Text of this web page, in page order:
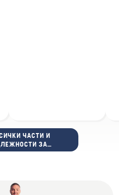
ЧАСТИ И
ЗА
ЗА ТРЕВА